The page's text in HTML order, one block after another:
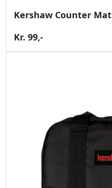
Kershaw Counter Mat
Kr. 99,-